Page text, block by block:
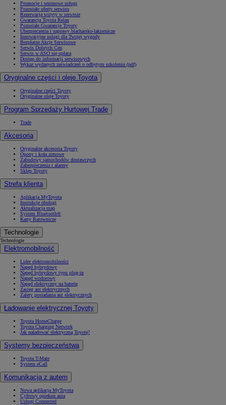
Promocje i sezonowe usługi
Pozostałe oferty serwisu
Rezerwacja wizyty w serwisie
Gwarancja Toyota Relax
Pozostałe Gwarancje Toyoty
Ubezpieczenia i naprawy blacharsko-lakiernicze
Innowacyjne usługi dla Twojej wygody
Bezpłatne Akcje Serwisowe
Serwis Dobrych Cen
Serwis w ASO się opłaca
Dostęp do informacji serwisowych
Wykaz wydanych zaświadczeń o odbytym szkoleniu (pdf)
Oryginalne części i oleje Toyota
Oryginalne części Toyoty
Oryginalne oleje Toyoty
Program Sprzedaży Hurtowej Trade
Trade
Akcesoria
Oryginalne akcesoria Toyoty
Opony i koła zimowe
Zabudowy samochodów dostawczych
Zabezpieczenia i alarmy
Sklep Toyoty
Strefa klienta
Aplikacja MyToyota
Instrukcje obsługi
Aktualizacja map
System Bluetooth®
Karty Ratownicze
Technologie
Technologie
Elektromobilność
Lider elektromobilności
Napęd hybrydowy
Napęd hybrydowy typu plug-in
Napęd wodorowy
Napęd elektryczny na baterię
Zasięg aut elektrycznych
Zalety posiadania aut elektrycznych
Ładowanie elektrycznej Toyoty
Toyota HomeCharge
Toyota Charging Network
Jak naładować elektryczną Toyotę?
Systemy bezpieczeństwa
Toyota T-Mate
System eCall
Komunikacja z autem
Nowa aplikacja MyToyota
Cyfrowy opiekun auta
Usługi Connected